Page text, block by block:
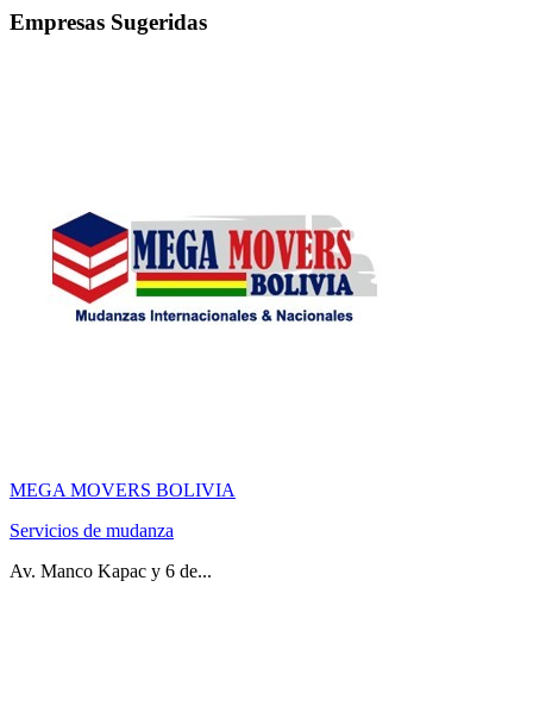
Empresas Sugeridas
MEGA MOVERS BOLIVIA
Servicios de mudanza
Av. Manco Kapac y 6 de...